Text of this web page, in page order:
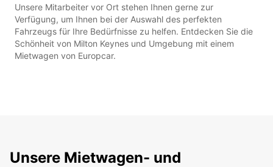
Unsere Mitarbeiter vor Ort stehen Ihnen gerne zur
Verfügung, um Ihnen bei der Auswahl des perfekten
Fahrzeugs für Ihre Bedürfnisse zu helfen. Entdecken Sie die
Schönheit von Milton Keynes und Umgebung mit einem
Mietwagen von Europcar.
Unsere Mietwagen- und